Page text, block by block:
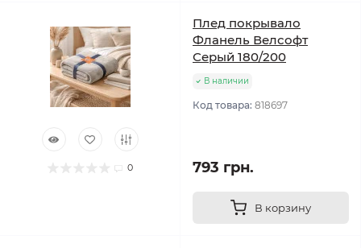
0
Плед покрывало
Фланель Велсофт
Серый 180/200
В наличии
Код товара: 818697
793 грн.
В корзину